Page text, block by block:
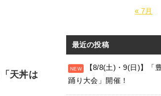
天丼は
« 7月
最近の投稿
【8/8(土)・9(日)】「
踊り大会」開催！